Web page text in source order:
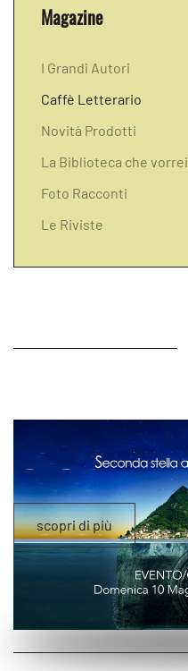
Magazine
I Grandi Autori
Caffè Letterario
Novità Prodotti
La Biblioteca che vorrei
Foto Racconti
Le Riviste